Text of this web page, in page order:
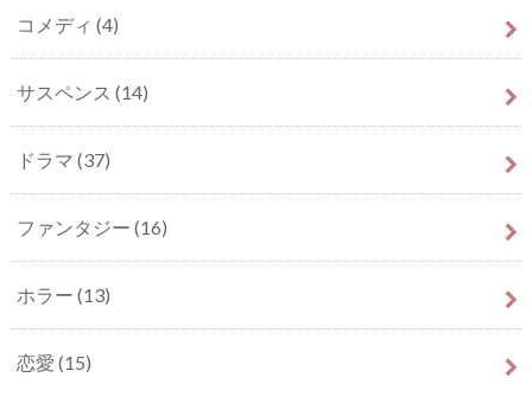
コメディ (4)
サスペンス (14)
ドラマ (37)
ファンタジー (16)
ホラー (13)
恋愛 (15)